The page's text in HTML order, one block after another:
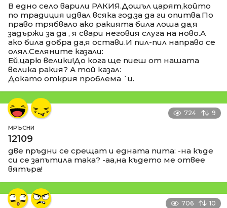
В едно село варили РАКИЯ.Дошъл царят,който
по традиция идвал всяка год.за да ги опитва.По
право трябвало ако ракията била лоша да,я
задържи за да , я свари неговия слуга на ново.А
ако била добра да,я остави.И пил-пил направо се
олял.Селяните казали:
Ей,царю велики!До кога ще пиеш от нашата
велика ракия? А той казал:
Докато открия проблема `и.
724 9
МРЪСНИ
12109
две пръдни се срещат и едната пита: -на къде
си се запътила така? -аа,на където ме отвее
вятъра!
706 10